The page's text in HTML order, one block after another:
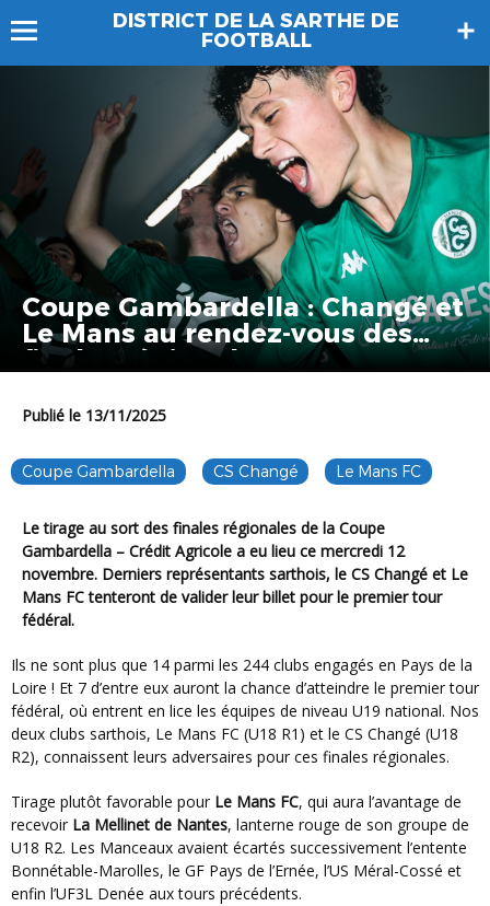
DISTRICT DE LA SARTHE DE
FOOTBALL
Coupe Gambardella : Changé et
Le Mans au rendez-vous des
finales régionales !
Publié le 13/11/2025
Coupe Gambardella CS Changé Le Mans FC
Le tirage au sort des finales régionales de la Coupe
Gambardella – Crédit Agricole a eu lieu ce mercredi 12
novembre. Derniers représentants sarthois, le CS Changé et Le
Mans FC tenteront de valider leur billet pour le premier tour
fédéral.
Ils ne sont plus que 14 parmi les 244 clubs engagés en Pays de la
Loire ! Et 7 d’entre eux auront la chance d’atteindre le premier tour
fédéral, où entrent en lice les équipes de niveau U19 national. Nos
deux clubs sarthois, Le Mans FC (U18 R1) et le CS Changé (U18
R2), connaissent leurs adversaires pour ces finales régionales.
Tirage plutôt favorable pour Le Mans FC, qui aura l’avantage de
recevoir La Mellinet de Nantes, lanterne rouge de son groupe de
U18 R2. Les Manceaux avaient écartés successivement l’entente
Bonnétable-Marolles, le GF Pays de l’Ernée, l’US Méral-Cossé et
enfin l’UF3L Denée aux tours précédents.